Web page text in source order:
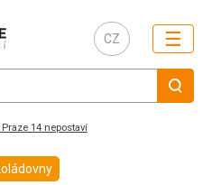
CZ ☰
14 nepostaví